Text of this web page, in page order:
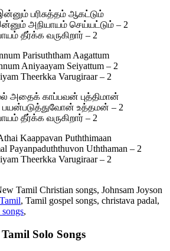
பரிசுத்தம் ஆகட்டும்
அநியாயம் செய்யட்டும் – 2
தீர்க்க வருகிறார் – 2
Parisuththam Aagattum
Aniyaayam Seiyattum – 2
Theerkka Varugiraar – 2
அதைக் காப்பவன் புத்திமான்
உத்தமன் – 2
தீர்க்க வருகிறார் – 2
Kaappavan Puththimaan
Payanpaduththuvon Uththaman – 2
Theerkka Varugiraar – 2
Tamil Christian songs, Johnsam Joyson
, Tamil gospel songs, christava padal,
,
Solo Songs